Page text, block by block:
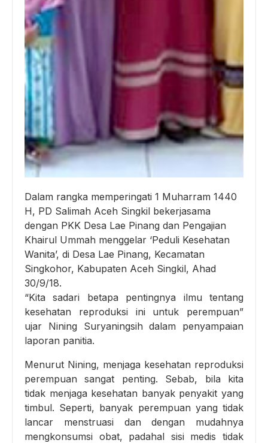
Dalam rangka memperingati 1 Muharram 1440
H, PD Salimah Aceh Singkil bekerjasama
dengan PKK Desa Lae Pinang dan Pengajian
Khairul Ummah menggelar ‘Peduli Kesehatan
Wanita’, di Desa Lae Pinang, Kecamatan
Singkohor, Kabupaten Aceh Singkil, Ahad
30/9/18.
“Kita sadari betapa pentingnya ilmu tentang
kesehatan reproduksi ini untuk perempuan”
ujar Nining Suryaningsih dalam penyampaian
laporan panitia.
Menurut Nining, menjaga kesehatan reproduksi
perempuan sangat penting. Sebab, bila kita
tidak menjaga kesehatan banyak penyakit yang
timbul. Seperti, banyak perempuan yang tidak
lancar menstruasi dan dengan mudahnya
mengkonsumsi obat, padahal sisi medis tidak